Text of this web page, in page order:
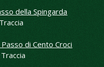
della Spingarda
di Cento Croci